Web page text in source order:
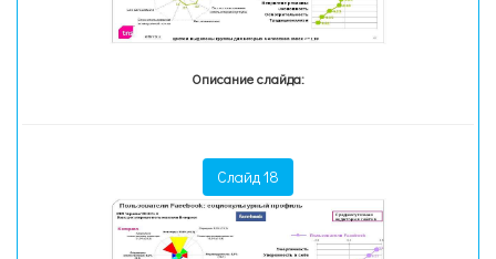
Описание слайда:
Слайд 18